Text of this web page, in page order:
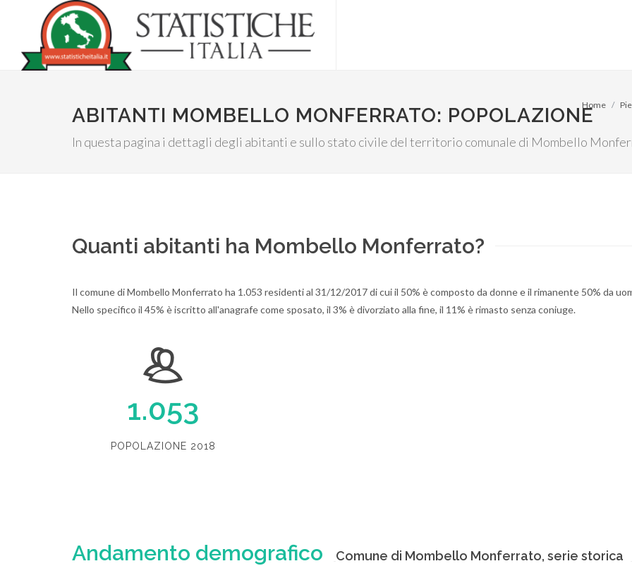
ABITANTI MOMBELLO MONFERRATO: POPOLAZIONE
In questa pagina i dettagli degli abitanti e sullo stato civile del territorio comunale di Mombello
Home
Quanti abitanti ha Mombello Monferrato?
Il comune di Mombello Monferrato ha 1.053 residenti al 31/12/2017 di cui il 50% è composto da donne e il rimanente 50% da
Nello specifico il 45% è iscritto all'anagrafe come sposato, il 3% è divorziato alla fine, il 11% è rimasto senza coniuge.
1.053
POPOLAZIONE 2018
Andamento demografico Comune di Mombello Monferrato, serie storica